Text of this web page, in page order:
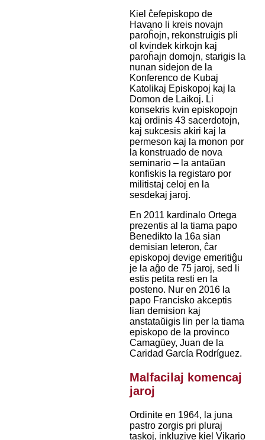
Kiel ĉefepiskopo de
Havano li kreis novajn
paroĥojn, rekonstruigis pli
ol kvindek kirkojn kaj
paroĥajn domojn, starigis la
nunan sidejon de la
Konferenco de Kubaj
Katolikaj Episkopoj kaj la
Domon de Laikoj. Li
konsekris kvin episkopojn
kaj ordinis 43 sacerdotojn,
kaj sukcesis akiri kaj la
permeson kaj la monon por
la konstruado de nova
seminario – la antaŭan
konfiskis la registaro por
militistaj celoj en la
sesdekaj jaroj.
En 2011 kardinalo Ortega
prezentis al la tiama papo
Benedikto la 16a sian
demisian leteron, ĉar
episkopoj devige emeritiĝu
je la aĝo de 75 jaroj, sed li
estis petita resti en la
posteno. Nur en 2016 la
papo Francisko akceptis
lian demision kaj
anstataŭigis lin per la tiama
episkopo de la provinco
Camagüey, Juan de la
Caridad García Rodríguez.
Malfacilaj komencaj
jaroj
Ordinite en 1964, la juna
pastro zorgis pri pluraj
taskoj, inkluzive kiel Vikario